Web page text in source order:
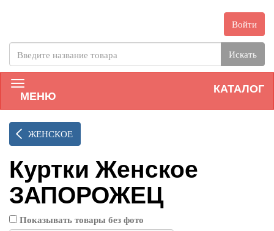
Войти
Искать
КАТАЛОГ
МЕНЮ
ЖЕНСКОЕ
Куртки Женское
ЗАПОРОЖЕЦ
Показывать товары без фото